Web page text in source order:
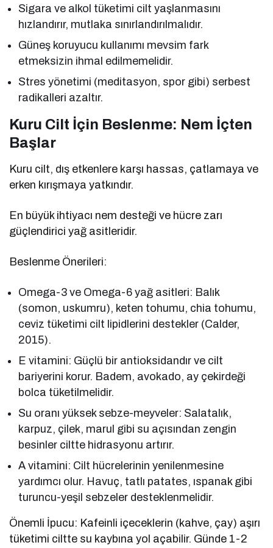
Sigara ve alkol tüketimi cilt yaşlanmasını
hızlandırır, mutlaka sınırlandırılmalıdır.
Güneş koruyucu kullanımı mevsim fark
etmeksizin ihmal edilmemelidir.
Stres yönetimi (meditasyon, spor gibi) serbest
radikalleri azaltır.
Kuru Cilt İçin Beslenme: Nem İçten
Başlar
Kuru cilt, dış etkenlere karşı hassas, çatlamaya ve
erken kırışmaya yatkındır.
En büyük ihtiyacı nem desteği ve hücre zarı
güçlendirici yağ asitleridir.
Beslenme Önerileri:
Omega-3 ve Omega-6 yağ asitleri: Balık
(somon, uskumru), keten tohumu, chia tohumu,
ceviz tüketimi cilt lipidlerini destekler (Calder,
2015).
E vitamini: Güçlü bir antioksidandır ve cilt
bariyerini korur. Badem, avokado, ay çekirdeği
bolca tüketilmelidir.
Su oranı yüksek sebze-meyveler: Salatalık,
karpuz, çilek, marul gibi su açısından zengin
besinler ciltte hidrasyonu artırır.
A vitamini: Cilt hücrelerinin yenilenmesine
yardımcı olur. Havuç, tatlı patates, ıspanak gibi
turuncu-yeşil sebzeler desteklenmelidir.
Önemli İpucu: Kafeinli içeceklerin (kahve, çay) aşırı
tüketimi ciltte su kaybına yol açabilir. Günde 1-2